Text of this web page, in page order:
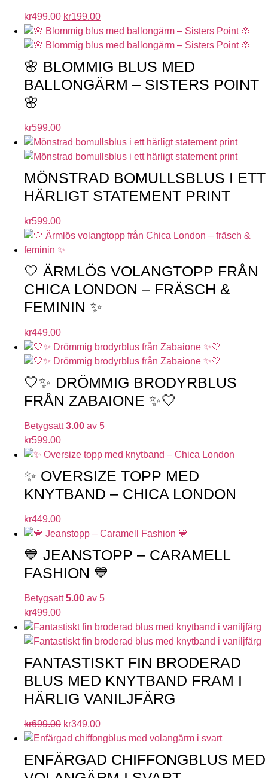
kr499.00 kr199.00
🌸 BLOMMIG BLUS MED
BALLONGÄRM – SISTERS POINT
🌸
kr599.00
MÖNSTRAD BOMULLSBLUS I ETT
HÄRLIGT STATEMENT PRINT
kr599.00
🤍 ÄRMLÖS VOLANGTOPP FRÅN
CHICA LONDON – FRÄSCH &
FEMININ ✨
kr449.00
🤍✨ DRÖMMIG BRODYRBLUS
FRÅN ZABAIONE ✨🤍
Betygsatt3.00 av 5
kr599.00
✨ OVERSIZE TOPP MED
KNYTBAND – CHICA LONDON
kr449.00
💙 JEANSTOPP – CARAMELL
FASHION 💙
Betygsatt5.00 av 5
kr499.00
FANTASTISKT FIN BRODERAD
BLUS MED KNYTBAND FRAM I
HÄRLIG VANILJFÄRG
kr699.00 kr349.00
ENFÄRGAD CHIFFONGBLUS MED